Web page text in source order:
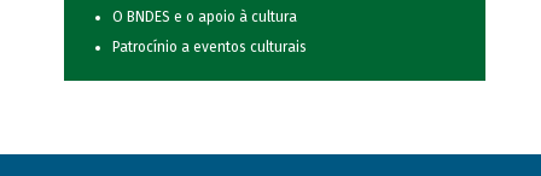
O BNDES e o apoio à cultura
Patrocínio a eventos culturais